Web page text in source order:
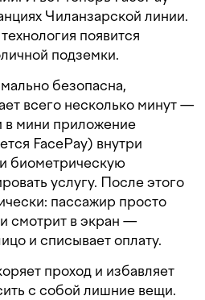
Чиланзарской линии.
появится
подземки.
безопасна,
всего несколько минут —
в мини приложение
FacePay) внутри
биометрическую
услугу. После этого
пассажир просто
и смотрит в экран —
и списывает оплату.
проход и избавляет
с собой лишние вещи.